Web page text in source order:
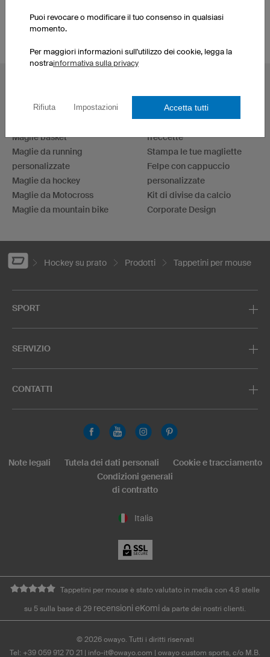
Maglie da ciclismo
Maglie basket
Maglie da running
personalizzate
Maglie da hockey
Maglie da Motocross
Maglie da mountain bike
Maglie eSport
freccette
Stampa le tue magliette
Felpe con cappuccio
personalizzate
Kit di divise da calcio
Corporate Design
Hockey su prato Prodotti Tappetini per mouse
SPORT
SERVIZIO
CONTATTI
Italia
Note legali Tutela dei dati personali
Cookie e tracciamento
Condizioni generali
di contratto
Tappetini per mouse è stato valutato in media con 4.8 stelle
su 5 sulla base di 29 recensioni eKomi da parte dei nostri clienti.
© 2026owayo. Tutti i diritti riservati
Tel: +39 059 912 70 21
info-it@owayo.com | owayo custom sports, c/o M.B.
Puoi revocare o modificare il tuo consenso in qualsiasi
momento.
Per maggiori informazioni sull'utilizzo dei cookie, legga la
nostrainformativa sulla privacy
Rifiuta Impostazioni Accetta tutti